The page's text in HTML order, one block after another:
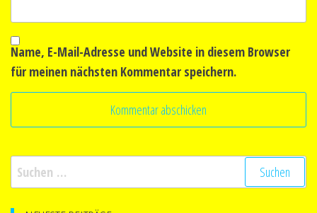
Name, E-Mail-Adresse und Website in diesem Browser
für meinen nächsten Kommentar speichern.
Suchen
nach: